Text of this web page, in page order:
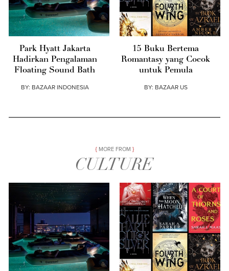
Park Hyatt Jakarta
Hadirkan Pengalaman
Floating Sound Bath
BY: BAZAAR INDONESIA
15 Buku Bertema
Romantasy yang Cocok
untuk Pemula
BY: BAZAAR US
MORE FROM
CULTURE